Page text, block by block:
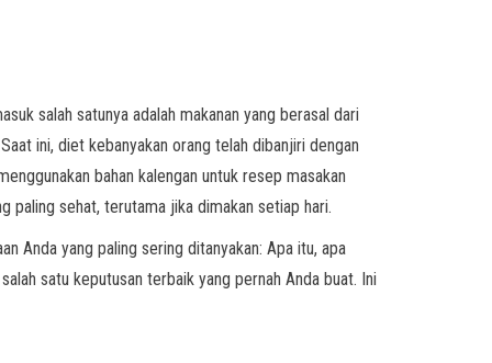
salah satunya adalah makanan yang berasal dari
ini, diet kebanyakan orang telah dibanjiri dengan
bahan kalengan untuk resep masakan
paling sehat, terutama jika dimakan setiap hari.
Anda yang paling sering ditanyakan: Apa itu, apa
satu keputusan terbaik yang pernah Anda buat. Ini